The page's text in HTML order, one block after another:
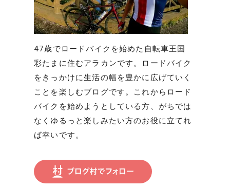
47歳でロードバイクを始めた自転車王国
彩たまに住むアラカンです。ロードバイク
をきっかけに生活の幅を豊かに広げていく
ことを楽しむブログです。これからロード
バイクを始めようとしている方、がちでは
なくゆるっと楽しみたい方のお役に立てれ
ば幸いです。